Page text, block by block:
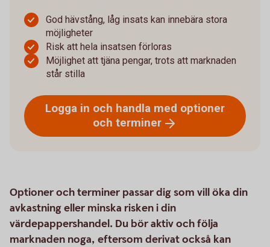
God hävstång, låg insats kan innebära stora
möjligheter
Risk att hela insatsen förloras
Möjlighet att tjäna pengar, trots att marknaden
står stilla
Logga in och handla med optioner
och terminer
Optioner och terminer passar dig som vill öka din
avkastning eller minska risken i din
värdepappershandel. Du bör aktiv och följa
marknaden noga, eftersom derivat också kan